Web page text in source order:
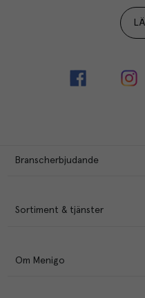
Branscherbjudande
Sortiment & tjänster
Om Menigo